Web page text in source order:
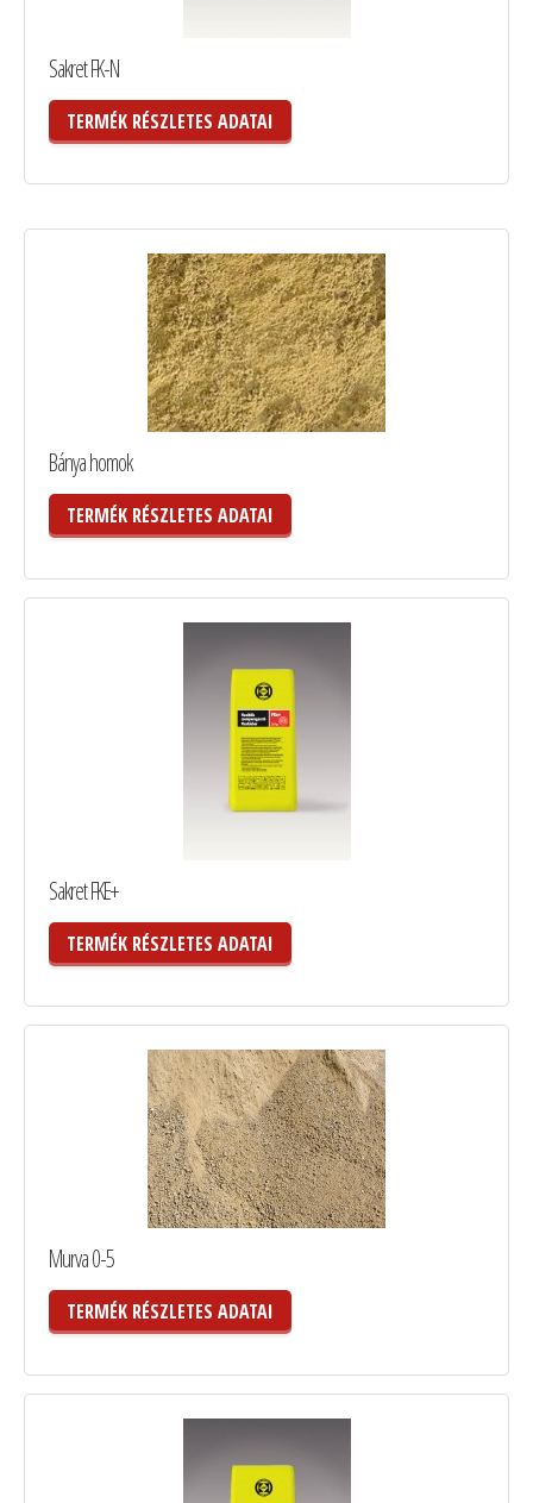
Sakret FK-N
TERMÉK RÉSZLETES ADATAI
Bánya homok
TERMÉK RÉSZLETES ADATAI
Sakret FKE+
TERMÉK RÉSZLETES ADATAI
Murva 0-5
TERMÉK RÉSZLETES ADATAI